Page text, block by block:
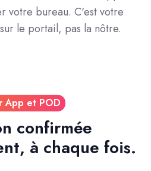
votre bureau. C'est votre
le portail, pas la nôtre.
App et POD
confirmée
à chaque fois.